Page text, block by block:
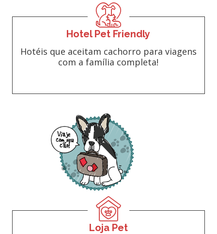
Hotel Pet Friendly
Hotéis que aceitam cachorro para viagens
com a família completa!
Loja Pet